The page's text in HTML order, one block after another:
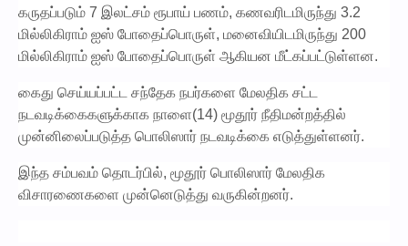
கருதப்படும் 7 இலட்சம் ரூபாய் பணம், கணவரிடமிருந்து 3.2
மில்லிகிராம் ஐஸ் போதைப்பொருள், மனைவியிடமிருந்து 200
மில்லிகிராம் ஐஸ் போதைப்பொருள் ஆகியன மீட்கப்பட்டுள்ளன.
கைது செய்யப்பட்ட சந்தேக நபர்களை மேலதிக சட்ட
நடவடிக்கைகளுக்காக நாளை(14) மூதூர் நீதிமன்றத்தில்
முன்னிலைப்படுத்த பொலிஸார் நடவடிக்கை எடுத்துள்ளனர்.
இந்த சம்பவம் தொடர்பில், மூதூர் பொலிஸார் மேலதிக
விசாரணைகளை முன்னெடுத்து வருகின்றனர்.